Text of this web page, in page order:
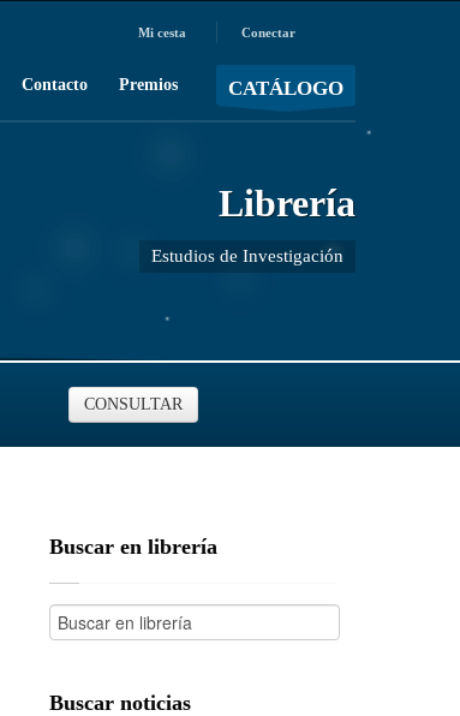
Conectar
Mi cesta
/ MOSTRAR CARRO
CATÁLOGO
Contacto Premios
Librería
Estudios de Investigación
CONSULTAR
Buscar en librería
Buscar noticias